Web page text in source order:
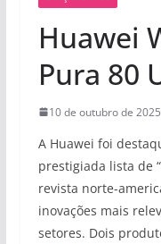
Huawei
Pura 80
10 de outubro de 2025
A Huawei foi
prestigiada lista de
revista norte-
inovações mais
setores. Dois